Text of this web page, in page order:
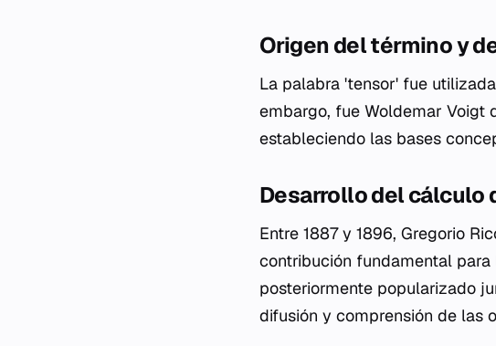
Origen del término y
La palabra 'tensor' fue
embargo, fue Woldemar Voigt
estableciendo las bases
Desarrollo del
Entre 1887 y 1896, Gregorio
contribución fundamental
posteriormente popularizado
difusión y comprensión de las